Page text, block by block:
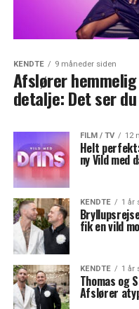
KENDTE 9 måneder siden
Afslører
detalje: Det ser
FILM / TV 12
Helt
ny Vild med
KENDTE 1 år
fik en vild
KENDTE 1 år
Thomas og
Afslører